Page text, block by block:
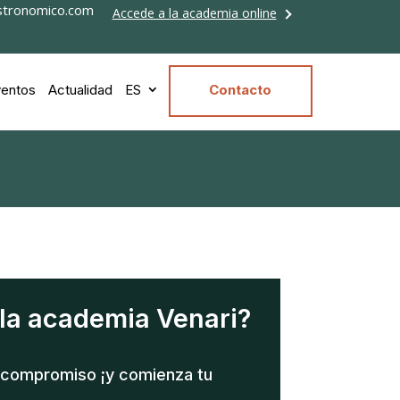
Accede a la academia online
Actualidad ES Contacto
academia Venari?
¡y comienza tu